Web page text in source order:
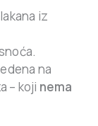
iz
na
– koji nema